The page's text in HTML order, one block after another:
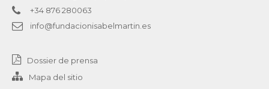
+34 876 280063
info@fundacionisabelmartin.es
Dossier de prensa
Mapa del sitio